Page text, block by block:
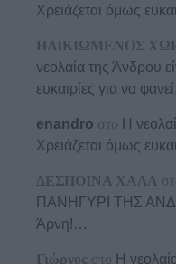
Χρειάζεται όμως
ΗΛΙΚΙΩΜΕΝΟΣ
νεολαία της Άνδρου
ευκαιρίες για να φανεί.
enandro στο Η
Χρειάζεται όμως
ΔΕΣΠΟΙΝΑ ΧΑΛΑ
ΠΑΝΗΓΥΡΙ ΤΗΣ
Άρνη!…
Γιώργος στο Η